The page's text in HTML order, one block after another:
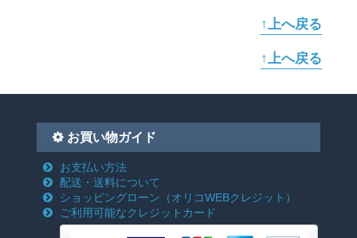
↑上へ戻る
↑上へ戻る
お買い物ガイド
お支払い方法
配送・送料について
ショッピングローン （オリコWEBクレジット）
ご利用可能なクレジットカード